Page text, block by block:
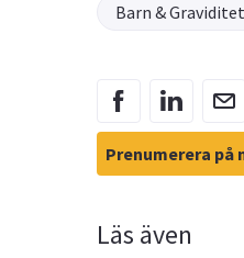
Barn & Graviditet
Prenumerera på
Läs även